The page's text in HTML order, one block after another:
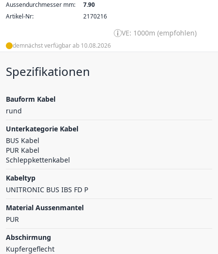
Aussendurchmesser mm:
7.90
Artikel-Nr:
2170216
VE: 1000m (empfohlen)
demnächst verfügbar ab 10.08.2026
Spezifikationen
Bauform Kabel
rund
Unterkategorie Kabel
BUS Kabel
PUR Kabel
Schleppkettenkabel
Kabeltyp
UNITRONIC BUS IBS FD P
Material Aussenmantel
PUR
Abschirmung
Kupfergeflecht